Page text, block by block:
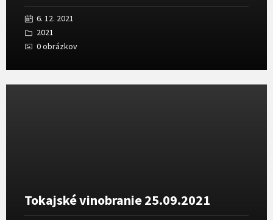
6. 12. 2021
2021
0 obrázkov
Tokajské vinobranie 25.09.2021